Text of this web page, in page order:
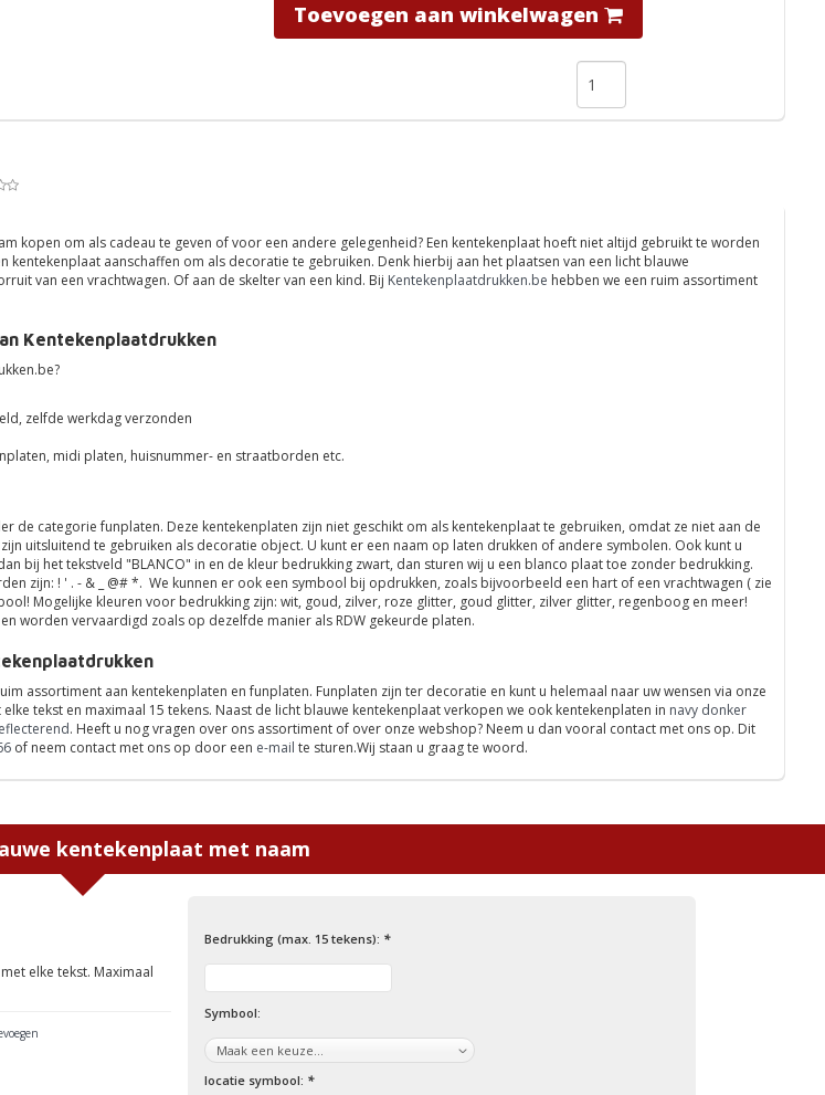
Toevoegen aan winkelwagen
kopen om als cadeau te geven of voor een andere gelegenheid? Een kentekenplaat hoeft niet altijd gebruikt te worden
kentekenplaat aanschaffen om als decoratie te gebruiken. Denk hierbij aan het plaatsen van een licht blauwe
van een vrachtwagen. Of aan de skelter van een kind. Bij Kentekenplaatdrukken.be hebben we een ruim assortiment
Kentekenplaatdrukken
zelfde werkdag verzonden
midi platen, huisnummer- en straatborden etc.
de categorie funplaten. Deze kentekenplaten zijn niet geschikt om als kentekenplaat te gebruiken, omdat ze niet aan de
uitsluitend te gebruiken als decoratie object. U kunt er een naam op laten drukken of andere symbolen. Ook kunt u
bij het tekstveld "BLANCO" in en de kleur bedrukking zwart, dan sturen wij u een blanco plaat toe zonder bedrukking.
zijn: ! ' . - & _ @# *. We kunnen er ook een symbool bij opdrukken, zoals bijvoorbeeld een hart of een vrachtwagen ( zie
Mogelijke kleuren voor bedrukking zijn: wit, goud, zilver, roze glitter, goud glitter, zilver glitter, regenboog en meer!
worden vervaardigd zoals op dezelfde manier als RDW gekeurde platen.
assortiment aan kentekenplaten en funplaten. Funplaten zijn ter decoratie en kunt u helemaal naar uw wensen via onze
tekst en maximaal 15 tekens. Naast de licht blauwe kentekenplaat verkopen we ook kentekenplaten in navy donker
. Heeft u nog vragen over ons assortiment of over onze webshop? Neem u dan vooral contact met ons op. Dit
of neem contact met ons op door een e-mail te sturen.Wij staan u graag te woord.
kentekenplaat met naam
elke tekst. Maximaal
Bedrukking (max. 15 tekens): *
Symbool:
locatie symbool: *